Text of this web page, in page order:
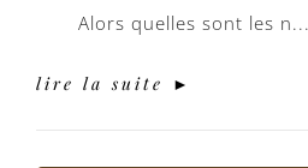
Alors quelles sont les n...
lire la suite ►